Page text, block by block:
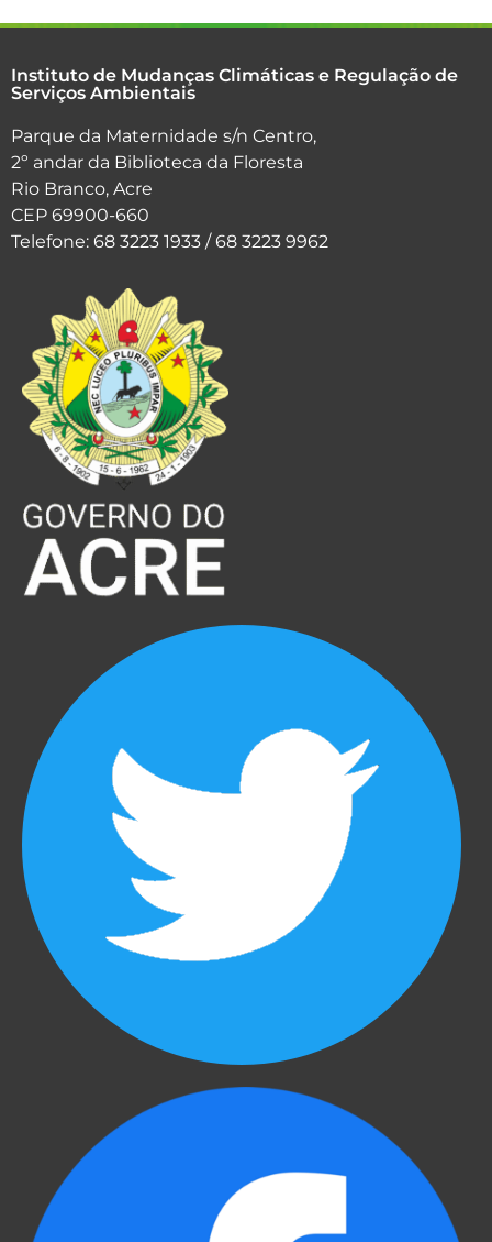
Instituto de Mudanças Climáticas e Regulação de
Serviços Ambientais
Parque da Maternidade s/n Centro,
2º andar da Biblioteca da Floresta
Rio Branco, Acre
CEP 69900-660
Telefone: 68 3223 1933 / 68 3223 9962